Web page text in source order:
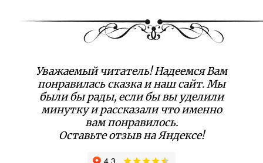
Уважаемый читатель! Надеемся Вам
понравилась сказка и наш сайт. Мы
были бы рады, если бы вы уделили
минутку и рассказали что именно
вам понравилось.
Оставьте отзыв на Яндексе!